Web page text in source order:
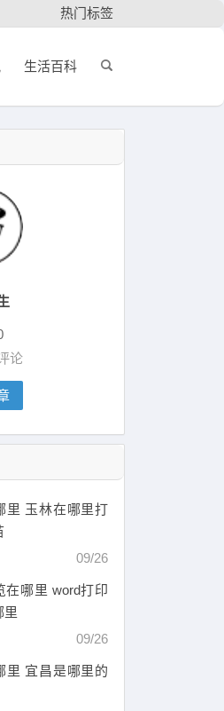
热门标签
生活百科
论
里 玉林在哪里打
09/26
在哪里 word打印
里
09/26
里 宜昌是哪里的